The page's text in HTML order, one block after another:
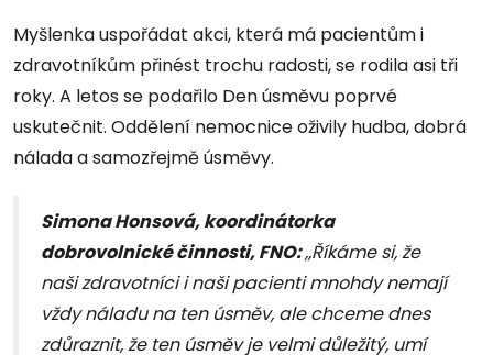
Myšlenka uspořádat akci, která má pacientům i
zdravotníkům přinést trochu radosti, se rodila asi tři
roky. A letos se podařilo Den úsměvu poprvé
uskutečnit. Oddělení nemocnice oživily hudba, dobrá
nálada a samozřejmě úsměvy.
Simona Honsová, koordinátorka
dobrovolnické činnosti, FNO:,,Říkáme si, že
naši zdravotníci i naši pacienti mnohdy nemají
vždy náladu na ten úsměv, alechceme dnes
zdůraznit, že ten úsměv je velmi důležitý, umí